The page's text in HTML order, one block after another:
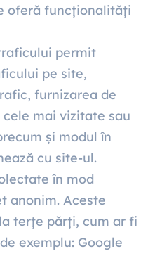
oferă funcționalități
permit
pe site,
furnizarea de
mai vizitate sau
și modul în
cu site-ul.
în mod
anonim. Aceste
terțe părți, cum ar fi
exemplu: Google